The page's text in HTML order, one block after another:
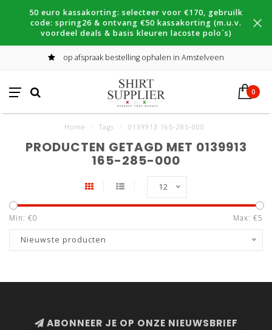
50 euro kassakorting: selecteer voor €170, gebruilk
code: spring26 & ontvang €50 kassakorting (m.u.v.
voordeel deals & basis kleuren lacoste polo´s)
op afspraak bestelling ophalen in Amstelveen
0
Home Tags 0139913 165-285-000
PRODUCTEN GETAGD MET 0139913
165-285-000
12
Min: €0 Max: €5
Nieuwste producten
ABONNEER JE OP ONZE NIEUWSBRIEF